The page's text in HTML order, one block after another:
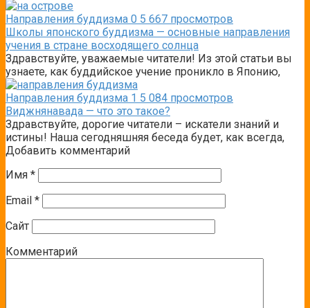
Направления буддизма 0 5 667 просмотров
Школы японского буддизма — основные направления
учения в стране восходящего солнца
Здравствуйте, уважаемые читатели! Из этой статьи вы
узнаете, как буддийское учение проникло в Японию,
Направления буддизма 1 5 084 просмотров
Виджнянавада — что это такое?
Здравствуйте, дорогие читатели – искатели знаний и
истины! Наша сегодняшняя беседа будет, как всегда,
Добавить комментарий
Имя *
Email *
Сайт
Комментарий